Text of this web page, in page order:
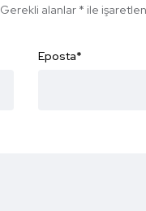
Gerekli alanlar * ile
Eposta*